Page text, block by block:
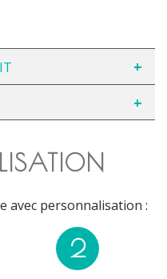
avec personnalisation :
2